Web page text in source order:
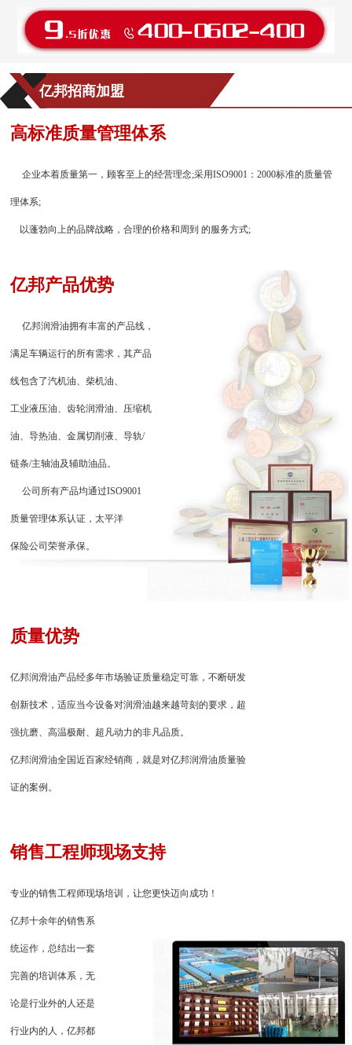
亿邦招商加盟
高标准质量管理体系
企业本着质量第一，顾客至上的经营理念;采用ISO9001：2000标准的质量管
理体系;
以蓬勃向上的品牌战略，合理的价格和周到 的服务方式;
亿邦产品优势
亿邦润滑油拥有丰富的产品线，
满足车辆运行的所有需求，其产品
线包含了汽机油、柴机油、
工业液压油、齿轮润滑油、压缩机
油、导热油、金属切削液、导轨/
链条/主轴油及辅助油品。
公司所有产品均通过ISO9001
质量管理体系认证，太平洋
保险公司荣誉承保。
质量优势
亿邦润滑油产品经多年市场验证质量稳定可靠，不断研发
创新技术，适应当今设备对润滑油越来越苛刻的要求，超
强抗磨、高温极耐、超凡动力的非凡品质。
亿邦润滑油全国近百家经销商，就是对亿邦润滑油质量验
证的案例。
销售工程师现场支持
专业的销售工程师现场培训，让您更快迈向成功！
亿邦十余年的销售系
统运作，总结出一套
完善的培训体系，无
论是行业外的人还是
行业内的人，亿邦都